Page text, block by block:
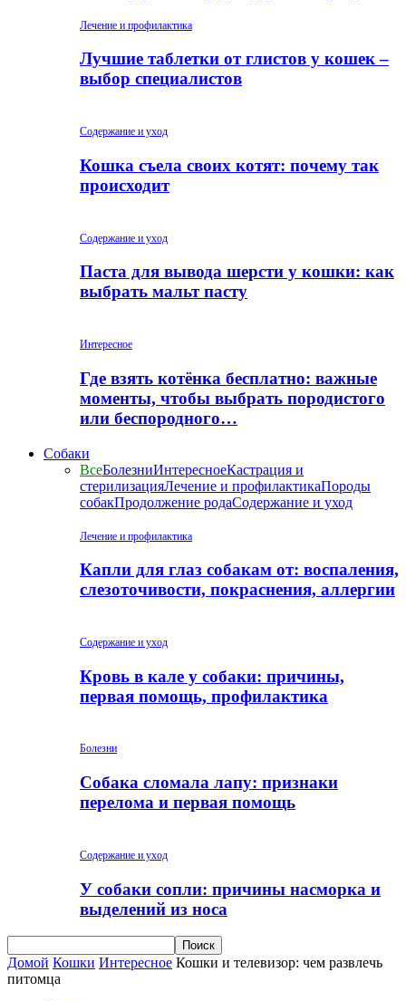
Лечение и профилактика
Лучшие таблетки от глистов у кошек –
выбор специалистов
Содержание и уход
Кошка съела своих котят: почему так
происходит
Содержание и уход
Паста для вывода шерсти у кошки: как
выбрать мальт пасту
Интересное
Где взять котёнка бесплатно: важные
моменты, чтобы выбрать породистого
или беспородного…
Собаки
ВсеБолезниИнтересноеКастрация и
стерилизацияЛечение и профилактикаПороды
собакПродолжение родаСодержание и уход
Лечение и профилактика
Капли для глаз собакам от: воспаления,
слезоточивости, покраснения, аллергии
Содержание и уход
Кровь в кале у собаки: причины,
первая помощь, профилактика
Болезни
Собака сломала лапу: признаки
перелома и первая помощь
Содержание и уход
У собаки сопли: причины насморка и
выделений из носа
Домой Кошки Интересное Кошки и телевизор: чем развлечь
питомца